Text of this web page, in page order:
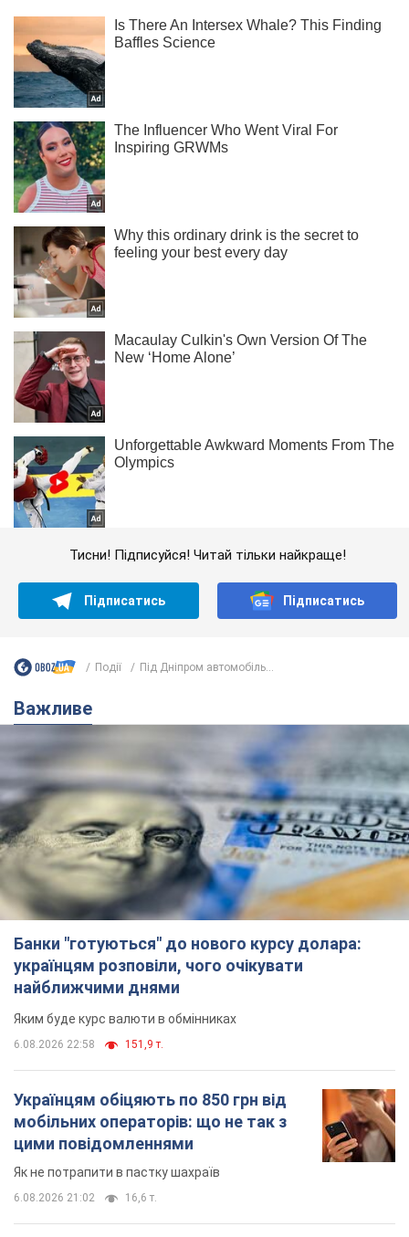
Тисни! Підписуйся! Читай тільки найкраще!
Підписатись Підписатись
Події Під Дніпром автомобіль...
Важливе
Банки "готуються" до нового курсу долара:
українцям розповіли, чого очікувати
найближчими днями
Яким буде курс валюти в обмінниках
6.08.2026 22:58 151,9 т.
Українцям обіцяють по 850 грн від
мобільних операторів: що не так з
цими повідомленнями
Як не потрапити в пастку шахраїв
6.08.2026 21:02 16,6 т.